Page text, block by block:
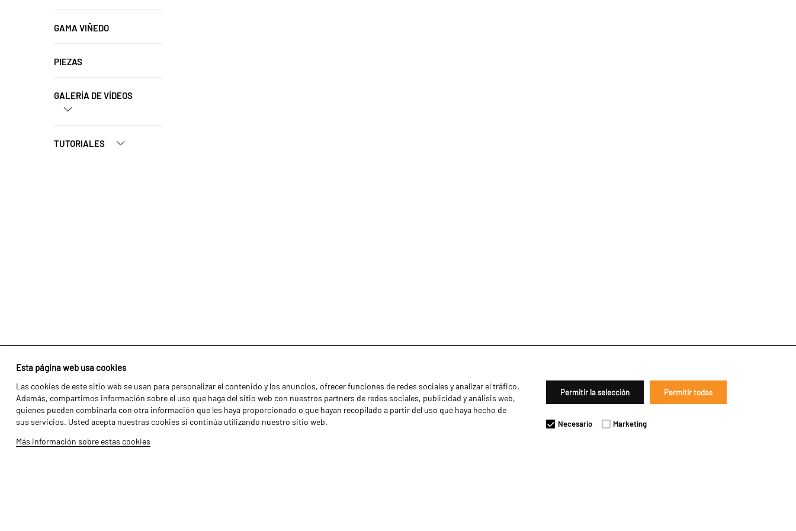
Esta página web usa cookies
Las cookies de este sitio web se usan para personalizar el contenido y los anuncios, ofrecer funciones de redes sociales y analizar el tráfico.
Además, compartimos información sobre el uso que haga del sitio web con nuestros partners de redes sociales, publicidad y análisis web,
quienes pueden combinarla con otra información que les haya proporcionado o que hayan recopilado a partir del uso que haya hecho de
sus servicios. Usted acepta nuestras cookies si continúa utilizando nuestro sitio web.
Más información sobre estas cookies
Permitir la selección Permitir todas
Necesario Marketing
GAMA VIÑEDO
PIEZAS
GALERÍA DE VÍDEOS
TUTORIALES
Identidad
Historia
Fábrica / Producción
Recursos Humanos
Agricultura
Transportes
Gama Florestal
Noticias
Distribuidores
Contactos